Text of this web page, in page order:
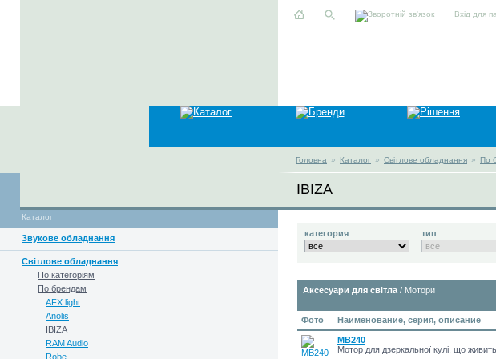
Вхід для
Головна » Каталог » Світлове обладнання » По
IBIZA
Каталог
Звукове обладнання
Світлове обладнання
По категоріям
По брендам
AFX light
Anolis
IBIZA
RAM Audio
Robe
категория тип
Аксесуари для світла / Мотори
Фото Наименование, серия, описание
MB240
Мотор для дзеркальної кулі, що